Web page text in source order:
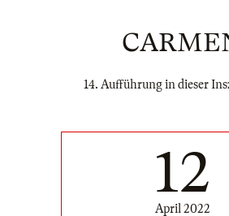
14. Aufführung in dieser
12
April 2022